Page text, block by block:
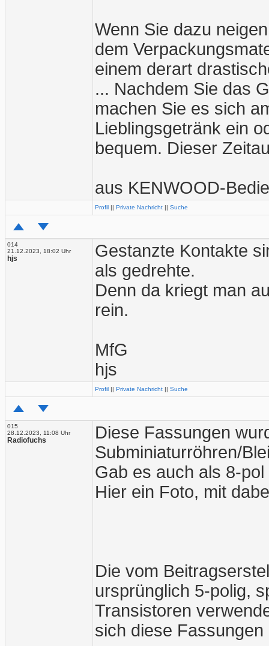
Wenn Sie dazu
dem
einem derart
... Nachdem Sie das
machen Sie es sich
Lieblingsgetränk ein
bequem. Dieser
aus KENWOOD-
Profil || Private Nachricht || Suche
014
21.12.2023, 18:02 Uhr
hjs
Gestanzte Kontakte
als gedrehte.
Denn da kriegt man
rein.
MfG
hjs
Profil || Private Nachricht || Suche
015
28.12.2023, 11:08 Uhr
Radiofuchs
Diese Fassungen
Subminiaturröhren/
Gab es auch als 8-
Hier ein Foto, mit
Die vom
ursprünglich 5-polig,
Transistoren
sich diese Fassungen